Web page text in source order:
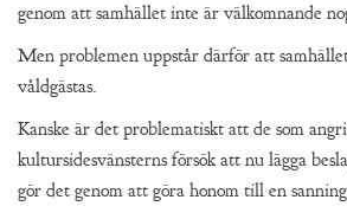
genom att samhället inte är välkomnande
Men problemen uppstår därför att
våldgästas.
Kanske är det problematiskt att de som
kultursidesvänsterns försök att nu lägga
gör det genom att göra honom till en